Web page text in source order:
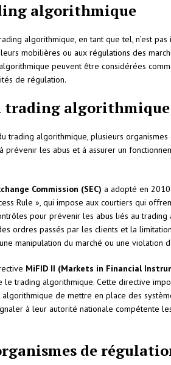
algorithmique
algorithmique, en tant que tel, n’est
mobilières ou aux régulations des
peuvent être considérées
de régulation.
trading algorithmique
trading algorithmique, plusieurs
prévenir les abus et à assurer un
Commission (SEC) a adopté en
Rule », qui impose aux courtiers qui
pour prévenir les abus liés au trading
ordres passés par les clients et la
manipulation du marché ou une violation
MiFID II (Markets in Financial
trading algorithmique. Cette directive
de mettre en place des
à leur autorité nationale compétente
de